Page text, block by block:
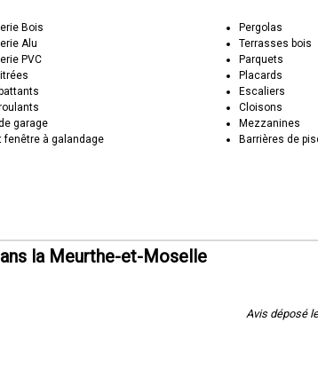
Bois
Alu
PVC
garage
fenêtre à galandage
Pergolas
Terrasses bois
Parquets
Placards
Escaliers
Cloisons
Mezzanines
Barrières de
la Meurthe-et-Moselle
Avis déposé